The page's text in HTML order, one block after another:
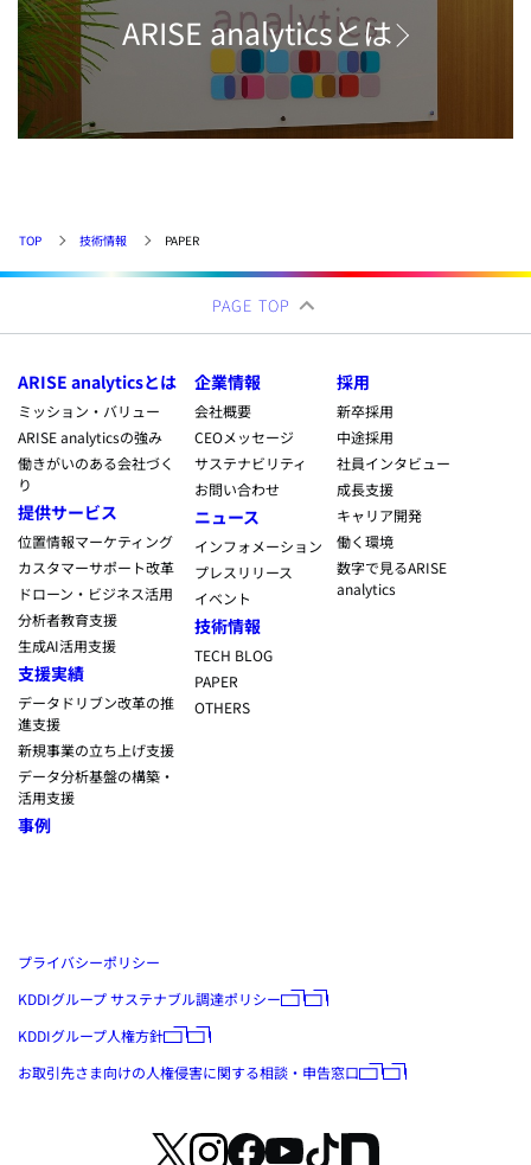
ARISE analyticsとは
TOP 技術情報 PAPER
PAGE TOP
プライバシーポリシー
KDDIグループ サステナブル調達ポリシー
KDDIグループ人権方針
お取引先さま向けの人権侵害に関する相談・申告窓口
ARISE analyticsとは
ミッション・バリュー
ARISE analyticsの強み
働きがいのある会社づく
り
提供サービス
位置情報マーケティング
カスタマーサポート改革
ドローン・ビジネス活用
分析者教育支援
生成AI活用支援
支援実績
データドリブン改革の推
進支援
新規事業の立ち上げ支援
データ分析基盤の構築・
活用支援
事例
企業情報
会社概要
CEOメッセージ
サステナビリティ
お問い合わせ
ニュース
インフォメーション
プレスリリース
イベント
技術情報
TECH BLOG
PAPER
OTHERS
採用
新卒採用
中途採用
社員インタビュー
成長支援
キャリア開発
働く環境
数字で見るARISE
analytics